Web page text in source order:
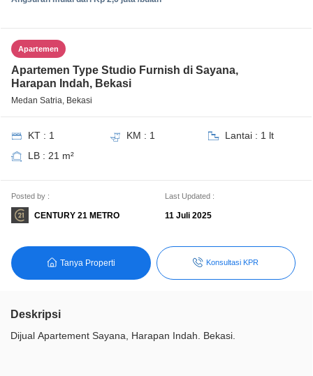
Apartemen
Apartemen Type Studio Furnish di Sayana,
Harapan Indah, Bekasi
Medan Satria, Bekasi
KT : 1 KM : 1
Lantai : 1 lt
LB : 21 m²
Posted by :
CENTURY 21 METRO
Last Updated :
11 Juli 2025
Tanya Properti Konsultasi KPR
Deskripsi
Dijual Apartement Sayana, Harapan Indah. Bekasi.